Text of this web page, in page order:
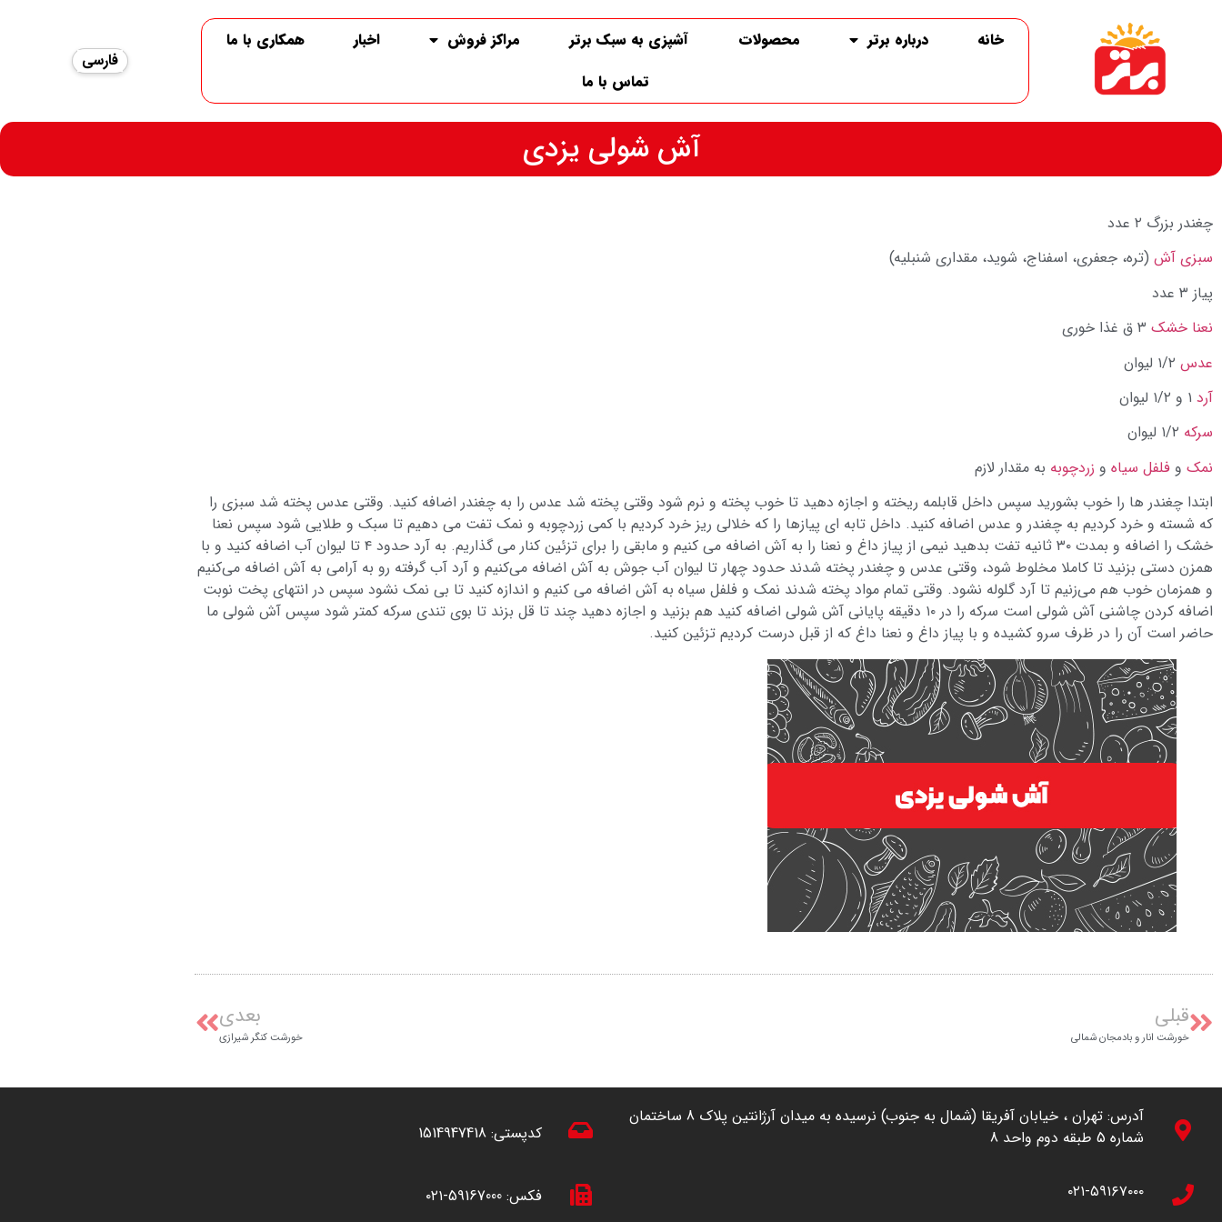
خانه درباره برتر محصولات آشپزی به سبک برتر مراکز فروش اخبار
همکاری با ما
تماس با ما
فارسی
آش شولی یزدی
چغندر بزرگ ۲ عدد
سبزی آش (تره، جعفری، اسفناج، شوید، مقداری شنبلیه)
پیاز ۳ عدد
نعنا خشک
عدس
آرد
سرکه
نمک و فلفل سیاه و زردچوبه به مقدار لازم
ابتدا چغندر ها را خوب بشورید سپس داخل قابلمه ریخته و اجازه دهید تا خوب پخته و نرم شود وقتی پخته شد عدس را به چغندر اضافه کنید. وقتی عدس پخته شد سبزی را
که شسته و خرد کردیم به چغندر و عدس اضافه کنید. داخل تابه ای پیازها را که خلالی ریز خرد کردیم با کمی زردچوبه و نمک تفت می دهیم تا سبک و طلایی شود سپس نعنا
خشک را اضافه و بمدت ۳۰ ثانیه تفت بدهید نیمی از پیاز داغ و نعنا را به آش اضافه می کنیم و مابقی را برای تزئین کنار می گذاریم. به آرد حدود ۴ تا لیوان آب اضافه کنید و با
همزن دستی بزنید تا کاملا مخلوط شود، وقتی عدس و چغندر پخته شدند حدود چهار تا لیوان آب جوش به آش اضافه می‌کنیم و آرد آب گرفته رو به آرامی به آش اضافه می‌کنیم
و همزمان خوب هم می‌زنیم تا آرد گلوله نشود. وقتی تمام مواد پخته شدند نمک و فلفل سیاه به آش اضافه می کنیم و اندازه کنید تا بی نمک نشود سپس در انتهای پخت نوبت
اضافه کردن چاشنی آش شولی است سرکه را در ۱۰ دقیقه پایانی آش شولی اضافه کنید هم بزنید و اجازه دهید چند تا قل بزند تا بوی تندی سرکه کمتر شود سپس آش شولی ما
حاضر است آن را در ظرف سرو کشیده و با پیاز داغ و نعنا داغ که از قبل درست کردیم تزئین کنید.
قبلی
خورشت انار و بادمجان شمالی
بعدی
خورشت کنگر شیرازی
آدرس: تهران ، خیابان آفریقا (شمال به جنوب) نرسیده به میدان آرژانتین پلاک 8 ساختمان
شماره 5 طبقه دوم واحد 8
کدپستی:1514947418
۰۲۱-۵۹۱۶۷۰۰۰ فکس:59167000-۰۲۱